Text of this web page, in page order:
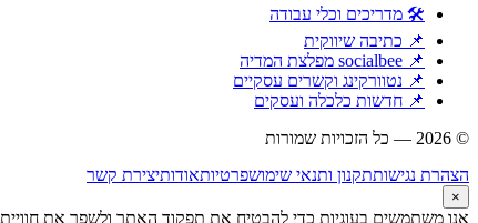
🛠 מדריכים וכלי עבודה
📌 כתיבה שיווקית
📌 socialbee מפלצת המדיה
📌 נטוורקינג וקשרים עסקיים
📌 חדשות כלכלה ועסקים
© 2026 — כל הזכויות שמורות
הצהרת נגישותתקנון ותנאי שימושפרטיותאודותיצירת קשר
×
אנו משתמשים בעוגיות כדי להבטיח את תפקוד האתר ולשפר את